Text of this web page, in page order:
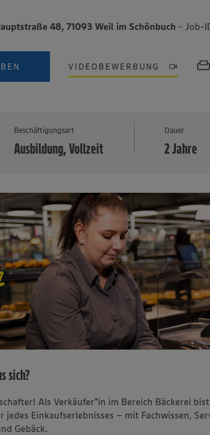
48, 71093 Weil im Schönbuch - Job-
VIDEOBEWERBUNG
Beschäftigungsart
Ausbildung, Vollzeit
Dauer
2 Jahre
sich?
Als Verkäufer*in im Bereich Bäckerei
jedes Einkaufserlebnisses – mit Fachwissen,
Gebäck.